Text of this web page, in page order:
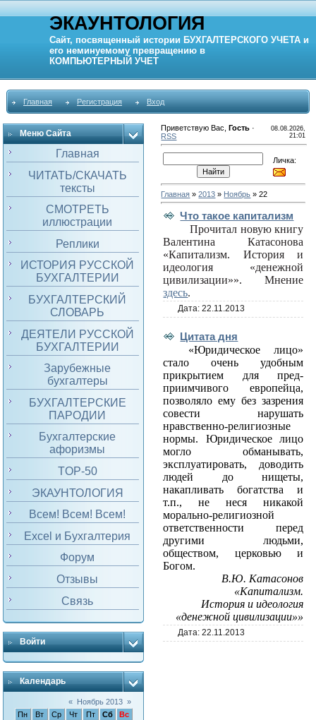
ЭКАУНТОЛОГИЯ
Сайт, посвященный истории БУХГАЛТЕРСКОГО УЧЕТА и
его неминуемому превращению в
КОМПЬЮТЕРНЫЙ УЧЕТ
Главная Регистрация Вход
Меню Сайта
Главная
ЧИТАТЬ/СКАЧАТЬ
тексты
СМОТРЕТЬ
иллюстрации
Реплики
ИСТОРИЯ РУССКОЙ
БУХГАЛТЕРИИ
БУХГАЛТЕРСКИЙ
СЛОВАРЬ
ДЕЯТЕЛИ РУССКОЙ
БУХГАЛТЕРИИ
Зарубежные
бухгалтеры
БУХГАЛТЕРСКИЕ
ПАРОДИИ
Бухгалтерские
афоризмы
TOP-50
ЭКАУНТОЛОГИЯ
Всем! Всем! Всем!
Excel и Бухгалтерия
Форум
Отзывы
Связь
Войти
Календарь
« Ноябрь 2013 »
Пн
Вт Ср Чт Пт Сб
Вс
Приветствую Вас ,Гость ·
RSS
08.08.2026,
21:01
Личка:
Главная »2013 » Ноябрь » 22
Что такое капитализм
Прочитал новую книгу
Валентина Катасонова
«Капитализм. История и
идеология «денежной
цивилизации»». Мнение
здесь.
Дата:22.11.2013
Цитата дня
«Юридическое лицо»
стало очень удобным
прикрытием для пред­
приимчивого европейца,
позволяло ему без зазрения
совести нарушать
нравственно-религиозные
нормы. Юридическое лицо
могло обманывать,
эксплуатировать, доводить
людей до нищеты,
накапливать богатства и
т.п., не неся никакой
морально-религиозной
ответственности перед
другими людьми,
обществом, церковью и
Богом.
В.Ю. Катасонов
«Капитализм.
История и идеология
«денежной цивилизации»»
Дата:22.11.2013